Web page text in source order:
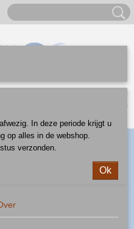
(0)
> ovenschaaltje -
In deze periode krijgt u
op alles in de webshop.
verzonden.
Ok